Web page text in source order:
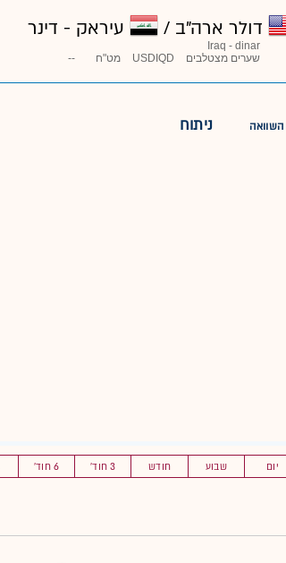
דולר ארה"ב / עיראק - דינר
Iraq - dinar
שערים מצטלבים
USDIQD מט"ח --
השוואה ניתוח
יום שבוע חודש 3 חוד' 6 חוד'